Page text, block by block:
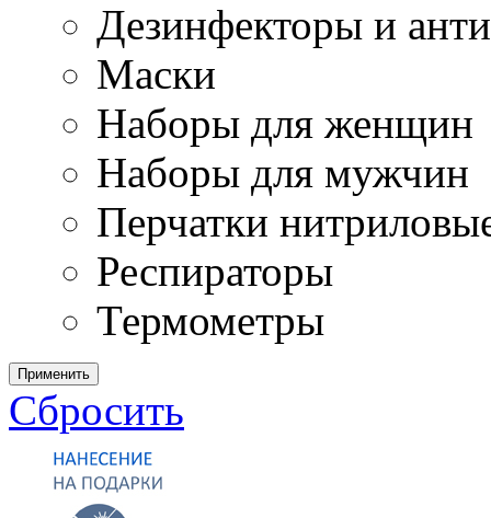
Дезинфекторы и
Маски
Наборы для женщин
Наборы для мужчин
Перчатки
Респираторы
Термометры
Применить
Сбросить